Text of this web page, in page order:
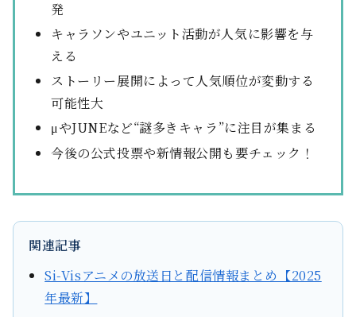
発
キャラソンやユニット活動が人気に影響を与
える
ストーリー展開によって人気順位が変動する
可能性大
μやJUNEなど“謎多きキャラ”に注目が集まる
今後の公式投票や新情報公開も要チェック！
関連記事
Si-Visアニメの放送日と配信情報まとめ【2025
年最新】